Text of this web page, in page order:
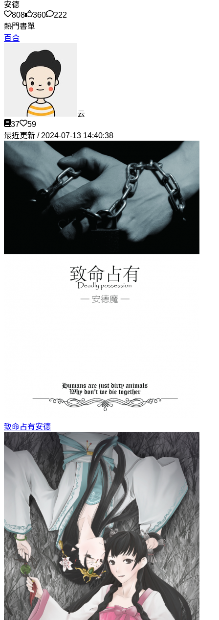
安德
808
360
222
熱門書單
百合
云
37
59
最近更新 / 2024-07-13 14:40:38
致命占有安德